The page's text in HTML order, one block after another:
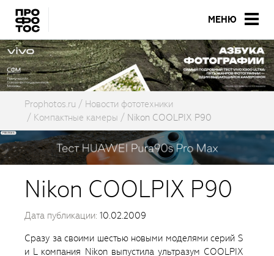
МЕНЮ
Prophotos.ru
Новости фототехники
Компактные камеры
Nikon COOLPIX P90
Nikon COOLPIX P90
Дата публикации: 10.02.2009
Сразу за своими шестью новыми моделями серий S
и L компания Nikon выпустила ультразум COOLPIX